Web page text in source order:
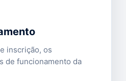
inscrição, os
de funcionamento da